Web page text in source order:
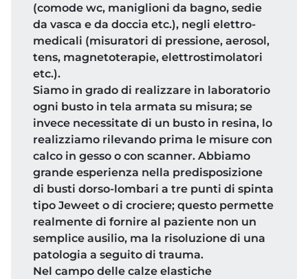
(comode wc, maniglioni da bagno, sedie
da vasca e da doccia etc.), negli elettro-
medicali (misuratori di pressione, aerosol,
tens, magnetoterapie, elettrostimolatori
etc.).
Siamo in grado di realizzare in laboratorio
ogni busto in tela armata su misura; se
invece necessitate di un busto in resina, lo
realizziamo rilevando prima le misure con
calco in gesso o con scanner. Abbiamo
grande esperienza nella predisposizione
di busti dorso-lombari a tre punti di spinta
tipo Jeweet o di crociere; questo permette
realmente di fornire al paziente non un
semplice ausilio, ma la risoluzione di una
patologia a seguito di trauma.
Nel campo delle calze elastiche